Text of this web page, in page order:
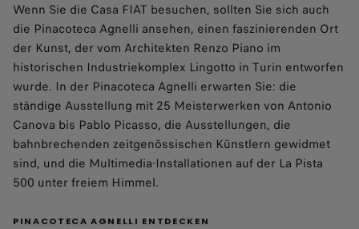
Wenn Sie die Casa FIAT besuchen, sollten Sie sich auch
die Pinacoteca Agnelli ansehen, einen faszinierenden Ort
der Kunst, der vom Architekten Renzo Piano im
historischen Industriekomplex Lingotto in Turin entworfen
wurde. In der Pinacoteca Agnelli erwarten Sie: die
ständige Ausstellung mit 25 Meisterwerken von Antonio
Canova bis Pablo Picasso, die Ausstellungen, die
bahnbrechenden zeitgenössischen Künstlern gewidmet
sind, und die Multimedia-Installationen auf der La Pista
500 unter freiem Himmel.
PINACOTECA AGNELLI ENTDECKEN